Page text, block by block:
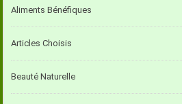
Aliments Bénéfiques
Articles Choisis
Beauté Naturelle